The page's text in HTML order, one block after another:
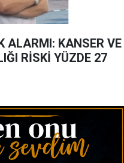
ALARMI: KANSER VE
RİSKİ YÜZDE 27